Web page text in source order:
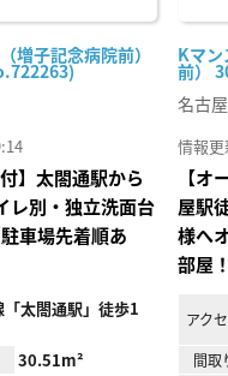
増子記念病院前）
】太閤通駅から
レ別・独立洗面台
車場先着順あ
太閤通駅」徒歩1
30.51m²
Kマ
前）
名古
情報
【オ
屋駅
様へ
部屋！
アク
間取